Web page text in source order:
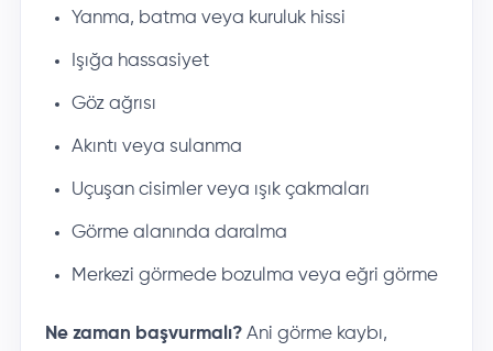
Yanma, batma veya kuruluk hissi
Işığa hassasiyet
Göz ağrısı
Akıntı veya sulanma
Uçuşan cisimler veya ışık çakmaları
Görme alanında daralma
Merkezi görmede bozulma veya eğri görme
Ne zaman başvurmalı? Ani görme kaybı,